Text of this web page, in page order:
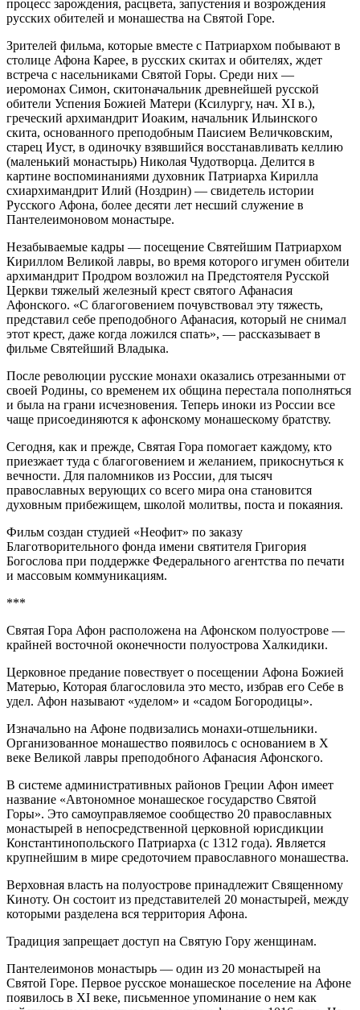
процесс зарождения, расцвета, запустения и возрождения
русских обителей и монашества на Святой Горе.
Зрителей фильма, которые вместе с Патриархом побывают в
столице Афона Карее, в русских скитах и обителях, ждет
встреча с насельниками Святой Горы. Среди них —
иеромонах Симон, скитоначальник древнейшей русской
обители Успения Божией Матери (Ксилургу, нач. XI в.),
греческий архимандрит Иоаким, начальник Ильинского
скита, основанного преподобным Паисием Величковским,
старец Иуст, в одиночку взявшийся восстанавливать келлию
(маленький монастырь) Николая Чудотворца. Делится в
картине воспоминаниями духовник Патриарха Кирилла
схиархимандрит Илий (Ноздрин) — свидетель истории
Русского Афона, более десяти лет несший служение в
Пантелеимоновом монастыре.
Незабываемые кадры — посещение Святейшим Патриархом
Кириллом Великой лавры, во время которого игумен обители
архимандрит Продром возложил на Предстоятеля Русской
Церкви тяжелый железный крест святого Афанасия
Афонского. «С благоговением почувствовал эту тяжесть,
представил себе преподобного Афанасия, который не снимал
этот крест, даже когда ложился спать», — рассказывает в
фильме Святейший Владыка.
После революции русские монахи оказались отрезанными от
своей Родины, со временем их община перестала пополняться
и была на грани исчезновения. Теперь иноки из России все
чаще присоединяются к афонскому монашескому братству.
Сегодня, как и прежде, Святая Гора помогает каждому, кто
приезжает туда с благоговением и желанием, прикоснуться к
вечности. Для паломников из России, для тысяч
православных верующих со всего мира она становится
духовным прибежищем, школой молитвы, поста и покаяния.
Фильм создан студией «Неофит» по заказу
Благотворительного фонда имени святителя Григория
Богослова при поддержке Федерального агентства по печати
и массовым коммуникациям.
***
Святая Гора Афон расположена на Афонском полуострове —
крайней восточной оконечности полуострова Халкидики.
Церковное предание повествует о посещении Афона Божией
Матерью, Которая благословила это место, избрав его Себе в
удел. Афон называют «уделом» и «садом Богородицы».
Изначально на Афоне подвизались монахи-отшельники.
Организованное монашество появилось с основанием в X
веке Великой лавры преподобного Афанасия Афонского.
В системе административных районов Греции Афон имеет
название «Автономное монашеское государство Святой
Горы». Это самоуправляемое сообщество 20 православных
монастырей в непосредственной церковной юрисдикции
Константинопольского Патриарха (с 1312 года). Является
крупнейшим в мире средоточием православного монашества.
Верховная власть на полуострове принадлежит Священному
Киноту. Он состоит из представителей 20 монастырей, между
которыми разделена вся территория Афона.
Традиция запрещает доступ на Святую Гору женщинам.
Пантелеимонов монастырь — один из 20 монастырей на
Святой Горе. Первое русское монашеское поселение на Афоне
появилось в XI веке, письменное упоминание о нем как